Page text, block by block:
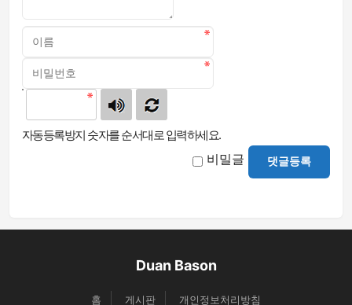
자동등록방지 숫자를 순서대로 입력하세요.
비밀글 댓글등록
Duan Bason
홈 게시판 개인정보처리방침